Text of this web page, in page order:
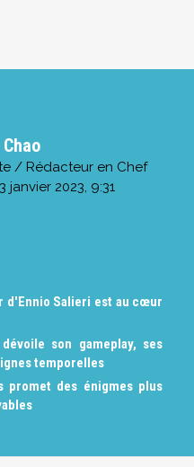
/ Rédacteur en Chef
janvier 2023, 9:31
d'Ennio Salieri est au cœur
son gameplay, ses
temporelles
promet des énigmes plus